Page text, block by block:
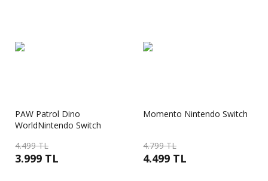
PAW Patrol Dino
WorldNintendo Switch
4.499 TL
3.999 TL
Momento Nintendo Switch
4.799 TL
4.499 TL